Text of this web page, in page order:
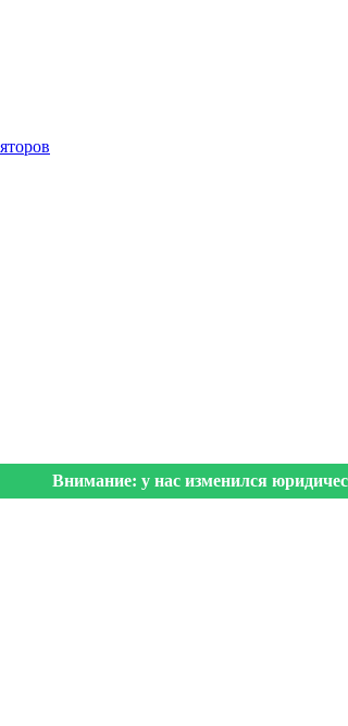
Внимание: у нас изменился